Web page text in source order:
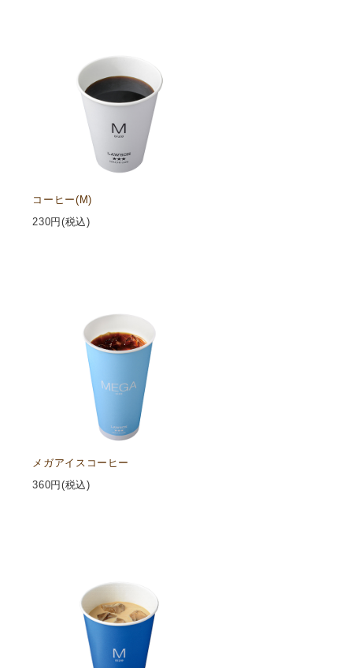
コーヒー(M)
230円(税込)
メガアイスコーヒー
360円(税込)